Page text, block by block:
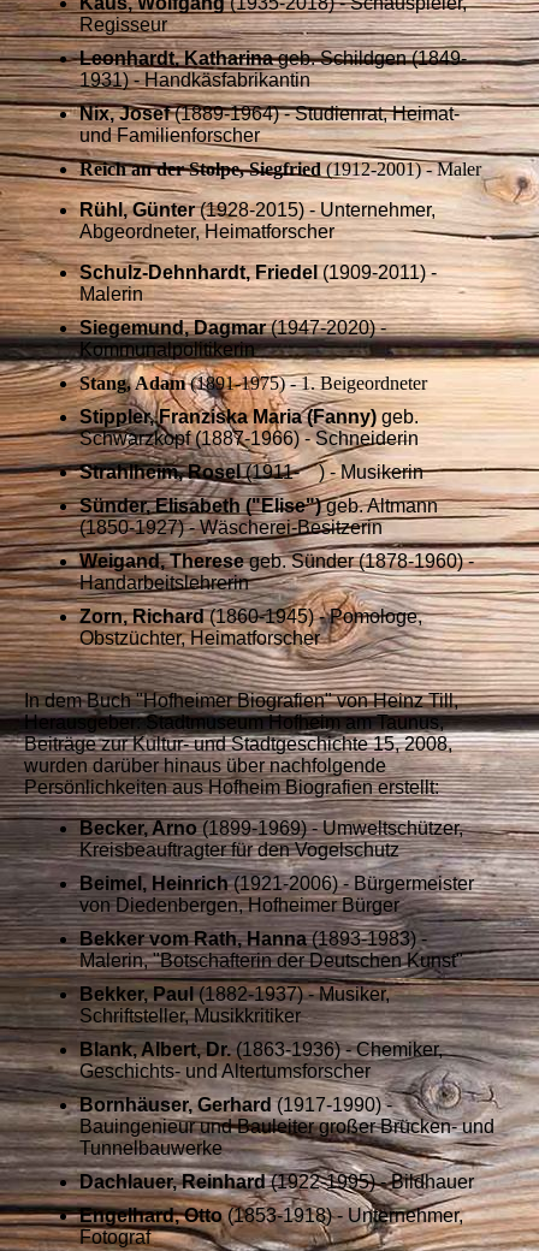
Regisseur
Leonhardt, Katharinageb. Schildgen (1849-
1931) - Handkäsfabrikantin
Nix, Josef(1889-1964) - Studienrat, Heimat-
und Familienforscher
Reich an der Stolpe, Siegfried(1912-2001) - Maler
Rühl, Günter(1928-2015) - Unternehmer,
Abgeordneter, Heimatforscher
Schulz-Dehnhardt, Friedel(1909-2011) -
Malerin
Siegemund, Dagmar(1947-2020) -
Kommunalpolitikerin
Stang, Adam(1891-1975) - 1. Beigeordneter
Stippler, Franziska Maria (Fanny) geb.
Schwarzkopf (1887-1966) - Schneiderin
Strahlheim, Rosel(1911- ) - Musikerin
Sünder, Elisabeth ("Elise")geb. Altmann
(1850-1927) - Wäscherei-Besitzerin
Weigand, Theresegeb. Sünder (1878-1960) -
Handarbeitslehrerin
Zorn, Richard(1860-1945) - Pomologe,
Obstzüchter, Heimatforscher
In dem Buch "Hofheimer Biografien" von Heinz Till,
Herausgeber: Stadtmuseum Hofheim am Taunus,
Beiträge zur Kultur- und Stadtgeschichte 15, 2008,
wurden darüber hinaus über nachfolgende
Persönlichkeiten aus Hofheim Biografien erstellt:
Becker, Arno(1899-1969) - Umweltschützer,
Kreisbeauftragter für den Vogelschutz
Beimel, Heinrich(1921-2006) - Bürgermeister
von Diedenbergen, Hofheimer Bürger
Bekker vom Rath, Hanna(1893-1983) -
Malerin, "Botschafterin der Deutschen Kunst"
Bekker, Paul(1882-1937) - Musiker,
Schriftsteller, Musikkritiker
Blank, Albert, Dr. (1863-1936) - Chemiker,
Geschichts- und Altertumsforscher
Bornhäuser, Gerhard(1917-1990) -
Bauingenieur und Bauleiter großer Brücken- und
Tunnelbauwerke
Dachlauer, Reinhard(1922-1995) - Bildhauer
Engelhard, Otto(1853-1918) - Unternehmer,
Fotograf